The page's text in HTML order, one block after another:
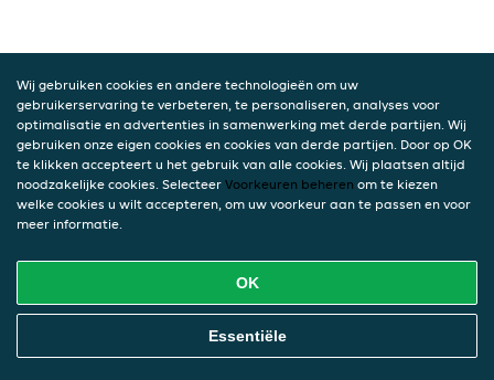
Wij gebruiken cookies en andere technologieën om uw
gebruikerservaring te verbeteren, te personaliseren, analyses voor
optimalisatie en advertenties in samenwerking met derde partijen. Wij
gebruiken onze eigen cookies en cookies van derde partijen. Door op OK
te klikken accepteert u het gebruik van alle cookies. Wij plaatsen altijd
noodzakelijke cookies. Selecteer Voorkeuren beheren om te kiezen
welke cookies u wilt accepteren, om uw voorkeur aan te passen en voor
meer informatie.
OK
Essentiële